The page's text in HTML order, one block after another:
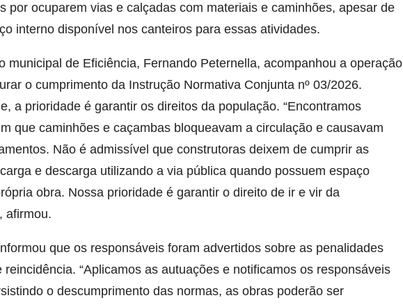
por ocuparem vias e calçadas com materiais e caminhões, apesar de
interno disponível nos canteiros para essas atividades.
municipal de Eficiência, Fernando Peternella, acompanhou a operação
o cumprimento da Instrução Normativa Conjunta nº 03/2026.
a prioridade é garantir os direitos da população. “Encontramos
que caminhões e caçambas bloqueavam a circulação e causavam
Não é admissível que construtoras deixem de cumprir as
e descarga utilizando a via pública quando possuem espaço
obra. Nossa prioridade é garantir o direito de ir e vir da
afirmou.
que os responsáveis foram advertidos sobre as penalidades
reincidência. “Aplicamos as autuações e notificamos os responsáveis
o descumprimento das normas, as obras poderão ser